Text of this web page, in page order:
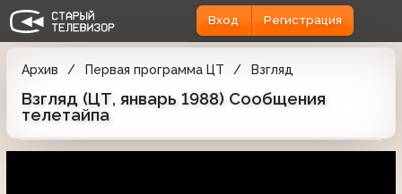
Вход Регистрация
Архив Первая программа ЦТ Взгляд
Взгляд (ЦТ, январь 1988) Сообщения
телетайпа